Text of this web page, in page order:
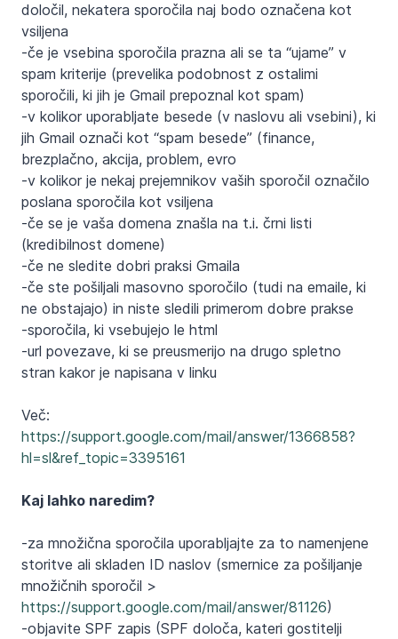
določil, nekatera sporočila naj bodo označena kot
vsiljena
-če je vsebina sporočila prazna ali se ta “ujame” v
spam kriterije (prevelika podobnost z ostalimi
sporočili, ki jih je Gmail prepoznal kot spam)
-v kolikor uporabljate besede (v naslovu ali vsebini), ki
jih Gmail označi kot “spam besede” (finance,
brezplačno, akcija, problem, evro
-v kolikor je nekaj prejemnikov vaših sporočil označilo
poslana sporočila kot vsiljena
-če se je vaša domena znašla na t.i. črni listi
(kredibilnost domene)
-če ne sledite dobri praksi Gmaila
-če ste pošiljali masovno sporočilo (tudi na emaile, ki
ne obstajajo) in niste sledili primerom dobre prakse
-sporočila, ki vsebujejo le html
-url povezave, ki se preusmerijo na drugo spletno
stran kakor je napisana v linku
Več:
https://support.google.com/mail/answer/1366858?
hl=sl&ref_topic=3395161
Kaj lahko naredim?
-za množična sporočila uporabljajte za to namenjene
storitve ali skladen ID naslov (smernice za pošiljanje
množičnih sporočil >
https://support.google.com/mail/answer/81126)
-objavite SPF zapis (SPF določa, kateri gostitelji